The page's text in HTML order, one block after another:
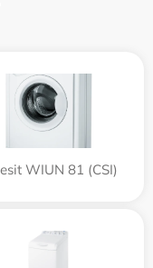
WIUN 81 (CSI)